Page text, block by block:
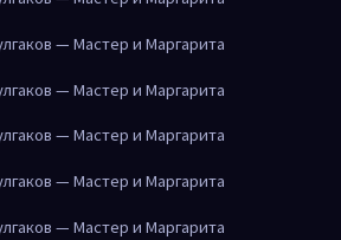
— Мастер и Маргарита
— Мастер и Маргарита
— Мастер и Маргарита
— Мастер и Маргарита
— Мастер и Маргарита